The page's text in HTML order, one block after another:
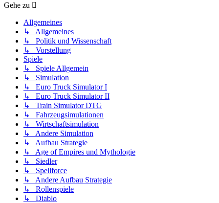
Gehe zu
Allgemeines
↳ Allgemeines
↳ Politik und Wissenschaft
↳ Vorstellung
Spiele
↳ Spiele Allgemein
↳ Simulation
↳ Euro Truck Simulator I
↳ Euro Truck Simulator II
↳ Train Simulator DTG
↳ Fahrzeugsimulationen
↳ Wirtschaftsimulation
↳ Andere Simulation
↳ Aufbau Strategie
↳ Age of Empires und Mythologie
↳ Siedler
↳ Spellforce
↳ Andere Aufbau Strategie
↳ Rollenspiele
↳ Diablo